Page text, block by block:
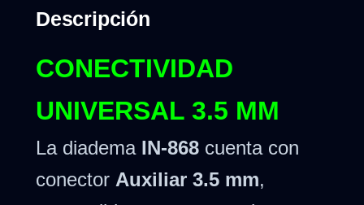
Descripción
CONECTIVIDAD
UNIVERSAL 3.5 MM
La diadema IN-868 cuenta con
conector Auxiliar 3.5 mm,